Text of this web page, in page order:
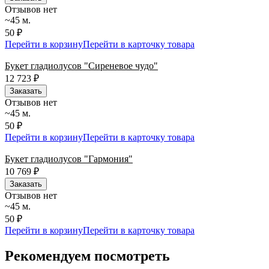
Отзывов нет
~45 м.
50 ₽
Перейти в корзинуПерейти в карточку товара
Букет гладиолусов "Сиреневое чудо"
12 723 ₽
Заказать
Отзывов нет
~45 м.
50 ₽
Перейти в корзинуПерейти в карточку товара
Букет гладиолусов "Гармония"
10 769 ₽
Заказать
Отзывов нет
~45 м.
50 ₽
Перейти в корзинуПерейти в карточку товара
Рекомендуем посмотреть